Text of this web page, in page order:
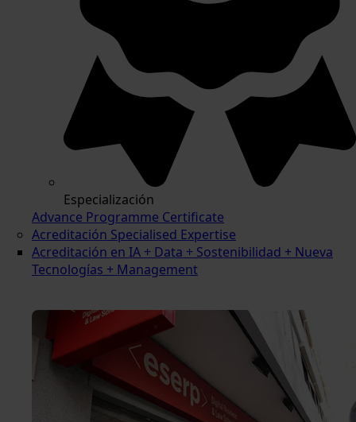
Especialización
Advance Programme Certificate
Acreditación Specialised Expertise
Acreditación en IA + Data + Sostenibilidad + Nueva
Tecnologías + Management